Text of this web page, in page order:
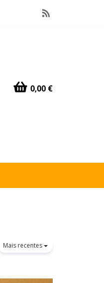
0,00 €
Mais recentes